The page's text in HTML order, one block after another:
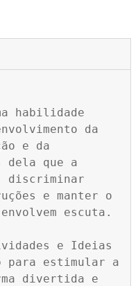
habilidade
da
e da
dela que a
discriminar
e manter o
escuta.
e Ideias
para estimular a
divertida e